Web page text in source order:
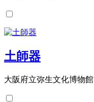
土師器
大阪府立弥生文化博物館